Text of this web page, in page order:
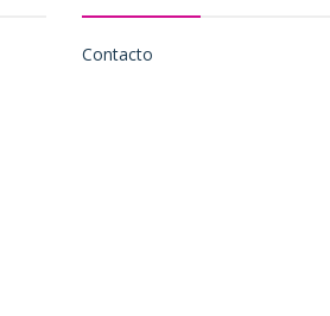
Contacto